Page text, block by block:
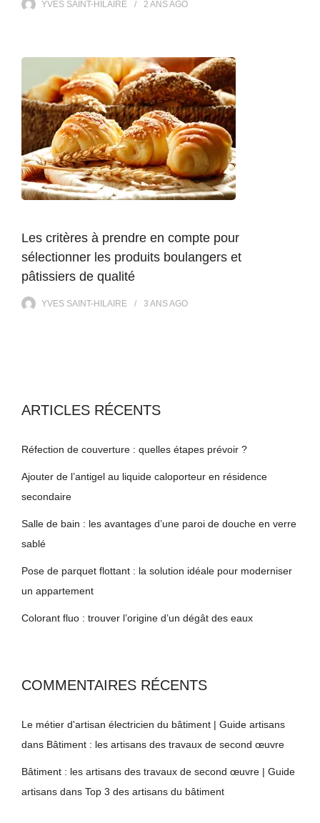
YVES SAINT-HILAIRE 2 ANSAGO
Les critères à prendre en compte pour
sélectionner les produits boulangers et
pâtissiers de qualité
YVES SAINT-HILAIRE 3 ANSAGO
ARTICLES RÉCENTS
Réfection de couverture : quelles étapes prévoir ?
Ajouter de l’antigel au liquide caloporteur en résidence
secondaire
Salle de bain : les avantages d’une paroi de douche en verre
sablé
Pose de parquet flottant : la solution idéale pour moderniser
un appartement
Colorant fluo : trouver l’origine d’un dégât des eaux
COMMENTAIRES RÉCENTS
Le métier d'artisan électricien du bâtiment | Guide artisans
dans Bâtiment : les artisans des travaux de second œuvre
Bâtiment : les artisans des travaux de second œuvre | Guide
artisans dans Top 3 des artisans du bâtiment